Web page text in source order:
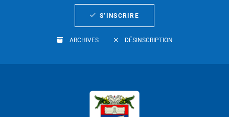
S’INSCRIRE
ARCHIVES DÉSINSCRIPTION